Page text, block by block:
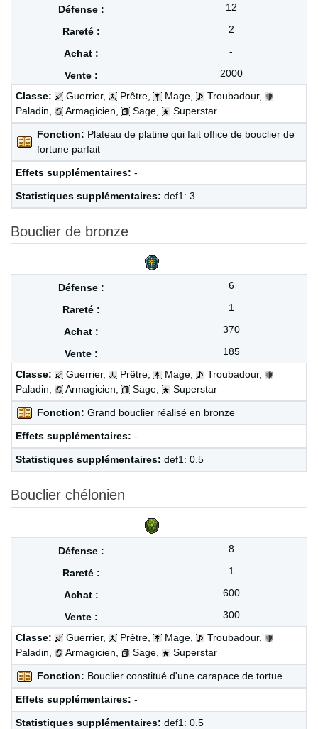
12
2
-
2000
Classe:
Guerrier, Prêtre, Mage,
Troubadour,
Paladin,
Armagicien, Sage, Superstar
Fonction: Plateau de platine qui fait office de bouclier de
fortune parfait
Effets supplémentaires: -
Statistiques supplémentaires: def1: 3
Bouclier de bronze
6
1
370
185
Classe:
Guerrier, Prêtre, Mage,
Troubadour,
Paladin,
Armagicien, Sage, Superstar
Fonction: Grand bouclier réalisé en bronze
Effets supplémentaires: -
Statistiques supplémentaires: def1: 0.5
Bouclier chélonien
8
1
600
300
Classe:
Guerrier, Prêtre, Mage,
Troubadour,
Paladin,
Armagicien, Sage, Superstar
Fonction: Bouclier constitué d'une carapace de tortue
Effets supplémentaires: -
Statistiques supplémentaires: def1: 0.5